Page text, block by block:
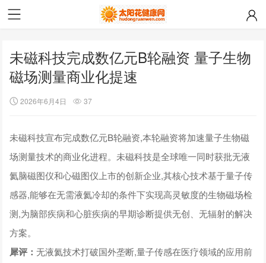
未磁科技完成数亿元B轮融资 量子生物
磁场测量商业化提速
2026年6月4日 37
未磁科技宣布完成数亿元B轮融资,本轮融资将加速量子生物磁
场测量技术的商业化进程。未磁科技是全球唯一同时获批无液
氦脑磁图仪和心磁图仪上市的创新企业,其核心技术基于量子传
感器,能够在无需液氦冷却的条件下实现高灵敏度的生物磁场检
测,为脑部疾病和心脏疾病的早期诊断提供无创、无辐射的解决
方案。
犀评：无液氦技术打破国外垄断,量子传感在医疗领域的应用前